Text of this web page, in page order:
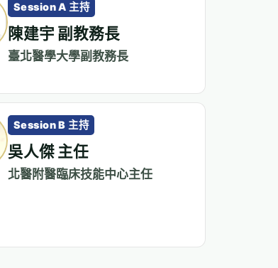
Session A 主持
陳建宇 副教務長
臺北醫學大學副教務長
Session B 主持
吳人傑 主任
北醫附醫臨床技能中心主任